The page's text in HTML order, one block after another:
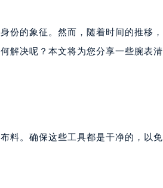
份的象征。然而，随着时间的推移，
解决呢？本文将为您分享一些腕表清
料。确保这些工具都是干净的，以免